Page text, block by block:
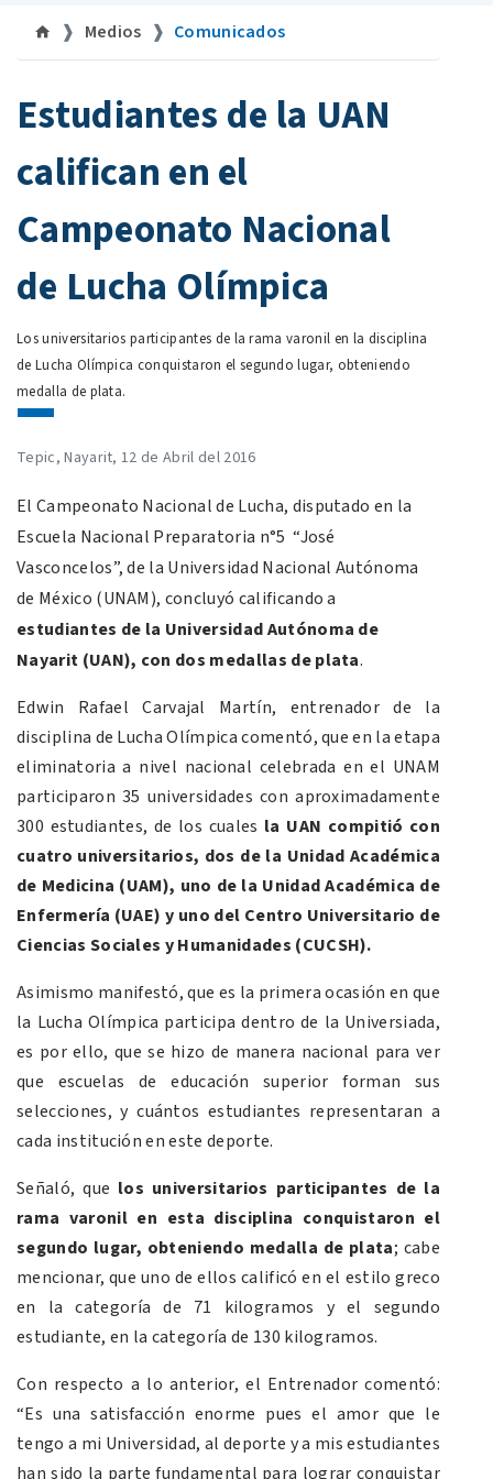
Medios Comunicados
Estudiantes de la UAN
califican en el
Campeonato Nacional
de Lucha Olímpica
Los universitarios participantes de la rama varonil en la disciplina
de Lucha Olímpica conquistaron el segundo lugar, obteniendo
medalla de plata.
Tepic, Nayarit, 12 de Abril del 2016
El Campeonato Nacional de Lucha, disputado en la
Escuela Nacional Preparatoria n°5 “José
Vasconcelos”, de la Universidad Nacional Autónoma
de México (UNAM), concluyó calificando a
estudiantes de la Universidad Autónoma de
Nayarit (UAN), con dos medallas de plata.
Edwin Rafael Carvajal Martín, entrenador de la
disciplina de Lucha Olímpica comentó, que en la etapa
eliminatoria a nivel nacional celebrada en el UNAM
participaron 35 universidades con aproximadamente
300 estudiantes, de los cuales la UAN compitió con
cuatro universitarios, dos de la Unidad Académica
de Medicina (UAM), uno de la Unidad Académica de
Enfermería (UAE) y uno del Centro Universitario de
Ciencias Sociales y Humanidades (CUCSH).
Asimismo manifestó, que es la primera ocasión en que
la Lucha Olímpica participa dentro de la Universiada,
es por ello, que se hizo de manera nacional para ver
que escuelas de educación superior forman sus
selecciones, y cuántos estudiantes representaran a
cada institución en este deporte.
Señaló, que los universitarios participantes de la
rama varonil en esta disciplina conquistaron el
segundo lugar, obteniendo medalla de plata; cabe
mencionar, que uno de ellos calificó en el estilo greco
en la categoría de 71 kilogramos y el segundo
estudiante, en la categoría de 130 kilogramos.
Con respecto a lo anterior, el Entrenador comentó:
“Es una satisfacción enorme pues el amor que le
tengo a mi Universidad, al deporte y a mis estudiantes
han sido la parte fundamental para lograr conquistar